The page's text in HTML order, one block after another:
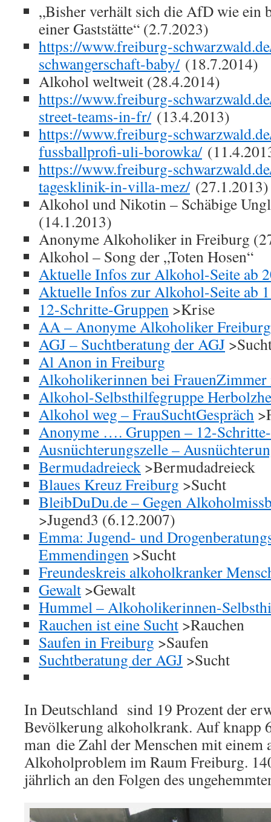
„Bisher verhält sich die AfD wie ein
einer Gaststätte“ (2.7.2023)
https://www.freiburg-
schwangerschaft-baby/(18.7.2014)
Alkohol weltweit (28.4.2014)
https://www.freiburg-
street-teams-in-fr/(13.4.2013)
https://www.freiburg-
fussballprofi-uli-borowka/
https://www.freiburg-
tagesklinik-in-villa-mez/(27.1.2013)
Alkohol und Nikotin – Schäbige
(14.1.2013)
Anonyme Alkoholiker in Freiburg
Alkohol – Song der „Toten Hosen“
Aktuelle Infos zur Alkohol-Seite ab
Aktuelle Infos zur Alkohol-Seite ab
12-Schritte-Gruppen >Krise
AA – Anonyme Alkoholiker Freiburg
AGJ – Suchtberatung der AGJ
Al Anon in Freiburg
Alkoholikerinnen bei
Alkohol-Selbsthilfegruppe
Alkohol weg – FrauSuchtGespräch
Anonyme …. Gruppen – 12-
Ausnüchterungszelle –
Bermudadreieck >Bermudadreieck
Blaues Kreuz Freiburg >Sucht
BleibDuDu.de – Gegen
>Jugend3 (6.12.2007)
Emma: Jugend- und
Emmendingen >Sucht
Freundeskreis alkoholkranker
Gewalt >Gewalt
Hummel – Alkoholikerinnen-
Rauchen ist eine Sucht >Rauchen
Saufen in Freiburg >Saufen
Suchtberatung der AGJ >Sucht
In Deutschland sind 19 Prozent der
Bevölkerung alkoholkrank. Auf knapp
man die Zahl der Menschen mit einem
Alkoholproblem im Raum Freiburg.
jährlich an den Folgen des